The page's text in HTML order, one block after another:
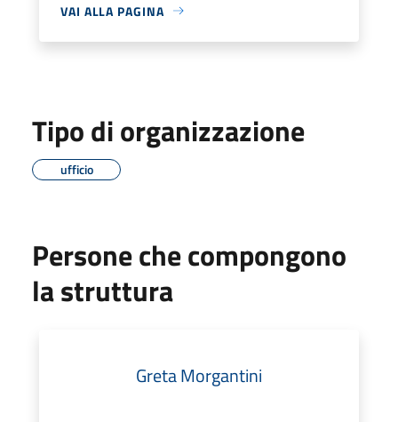
VAI ALLA PAGINA
Tipo di organizzazione
ufficio
Persone che compongono
la struttura
Greta Morgantini